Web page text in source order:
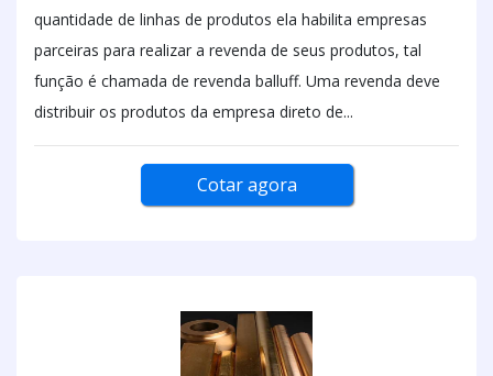
quantidade de linhas de produtos ela habilita empresas
parceiras para realizar a revenda de seus produtos, tal
função é chamada de revenda balluff. Uma revenda deve
distribuir os produtos da empresa direto de...
Cotar agora